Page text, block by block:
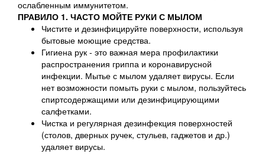
ослабленным иммунитетом.
ПРАВИЛО 1. ЧАСТО МОЙТЕ РУКИ С МЫЛОМ
Чистите и дезинфицируйте поверхности, используя
бытовые моющие средства.
Гигиена рук - это важная мера профилактики
распространения гриппа и коронавирусной
инфекции. Мытье с мылом удаляет вирусы. Если
нет возможности помыть руки с мылом, пользуйтесь
спиртсодержащими или дезинфицирующими
салфетками.
Чистка и регулярная дезинфекция поверхностей
(столов, дверных ручек, стульев, гаджетов и др.)
удаляет вирусы.